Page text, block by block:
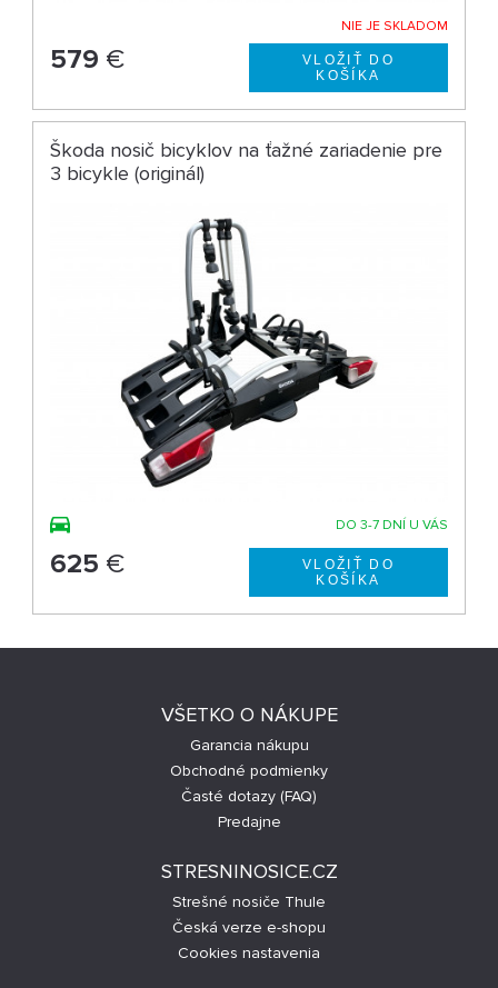
NIE JE SKLADOM
579 €
Škoda nosič bicyklov na ťažné zariadenie pre
3 bicykle (originál)
DO 3-7 DNÍ U VÁS
625 €
VŠETKO O NÁKUPE
Garancia nákupu
Obchodné podmienky
Časté dotazy (FAQ)
Predajne
STRESNINOSICE.CZ
Strešné nosiče Thule
Česká verze e-shopu
Cookies nastavenia